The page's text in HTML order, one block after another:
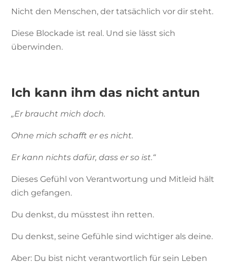
Nicht den Menschen, der tatsächlich vor dir steht.
Diese Blockade ist real. Und sie lässt sich
überwinden.
Ich kann ihm das nicht antun
„Er braucht mich doch.
Ohne mich schafft er es nicht.
Er kann nichts dafür, dass er so ist.“
Dieses Gefühl von Verantwortung und Mitleid hält
dich gefangen.
Du denkst, du müsstest ihn retten.
Du denkst, seine Gefühle sind wichtiger als deine.
Aber: Du bist nicht verantwortlich für sein Leben